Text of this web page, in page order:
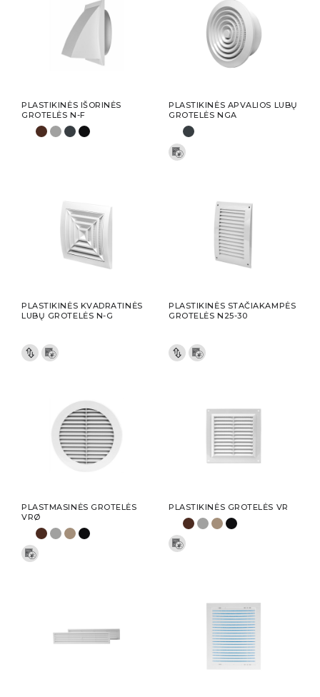
PLASTIKINĖS IŠORINĖS
GROTELĖS N-F
PLASTIKINĖS APVALIOS LUBŲ
GROTELĖS NGA
PLASTIKINĖS KVADRATINĖS
LUBŲ GROTELĖS N-G
PLASTIKINĖS STAČIAKAMPĖS
GROTELĖS N25-30
PLASTMASINĖS GROTELĖS
VRØ
PLASTIKINĖS GROTELĖS VR